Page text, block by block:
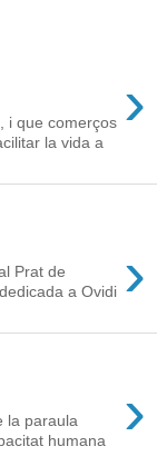
›
i que comerços
la vida a
›
Prat de
a Ovidi
›
la paraula
humana